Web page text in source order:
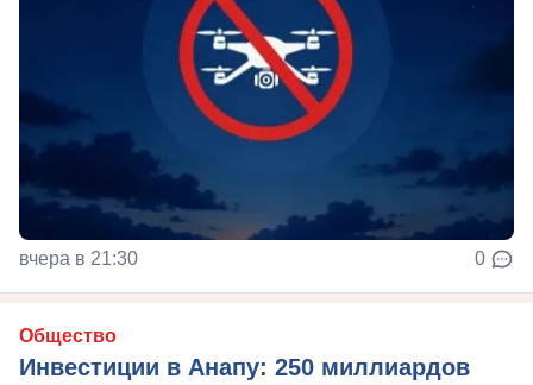
вчера в 21:30 0
Общество
Инвестиции в Анапу: 250 миллиардов